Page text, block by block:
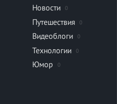
Новости 0
Путешествия 0
Видеоблоги 0
Технологии 0
Юмор 0